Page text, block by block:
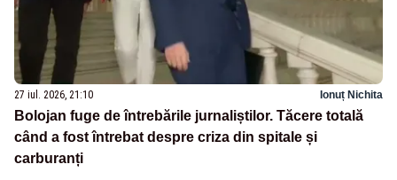
27 iul. 2026, 21:10 Ionuț Nichita
Bolojan fuge de întrebările jurnaliștilor. Tăcere totală
când a fost întrebat despre criza din spitale și
carburanți